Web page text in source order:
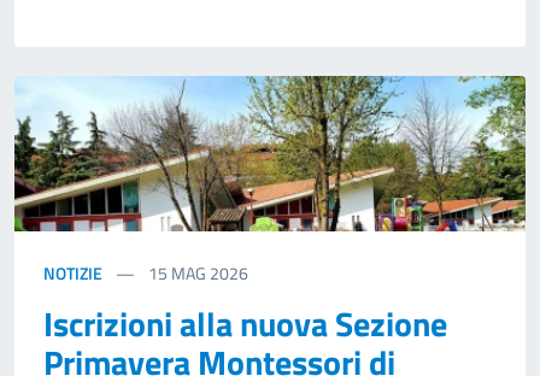
NOTIZIE 15 MAG 2026
Iscrizioni alla nuova Sezione
Primavera Montessori di